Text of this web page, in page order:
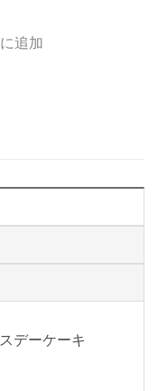
追加
デーケーキ